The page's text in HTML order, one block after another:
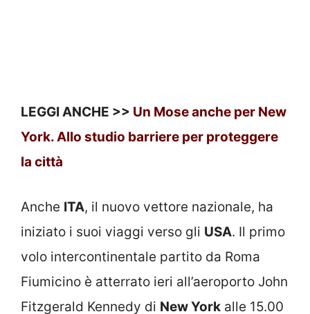
LEGGI ANCHE >> Un Mose anche per New
York. Allo studio barriere per proteggere
la città
Anche ITA, il nuovo vettore nazionale, ha
iniziato i suoi viaggi verso gli USA. Il primo
volo intercontinentale partito da Roma
Fiumicino è atterrato ieri all’aeroporto John
Fitzgerald Kennedy di New York alle 15.00